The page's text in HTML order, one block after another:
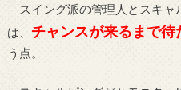
スイング派の管理人とスキャ
は、 チャンスが来るまで
う点。